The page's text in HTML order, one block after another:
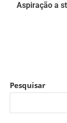
Aspiração a
Pesquisar